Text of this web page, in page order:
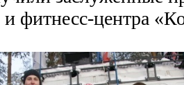
фитнесс-центра